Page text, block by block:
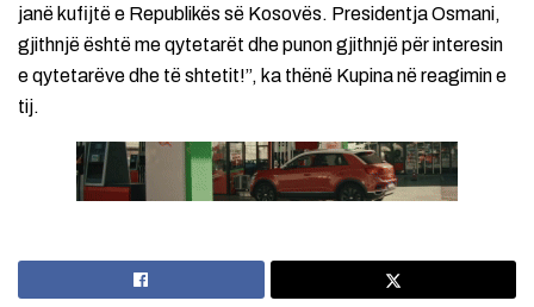
janë kufijtë e Republikës së Kosovës. Presidentja Osmani,
gjithnjë është me qytetarët dhe punon gjithnjë për interesin
e qytetarëve dhe të shtetit!”, ka thënë Kupina në reagimin e
tij.